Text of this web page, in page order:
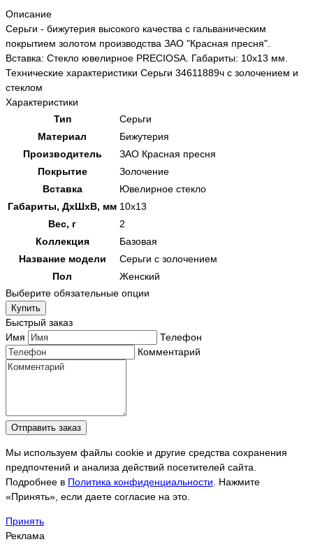
Описание
Серьги - бижутерия высокого качества с гальваническим
покрытием золотом производства ЗАО "Красная пресня".
Вставка: Стекло ювелирное PRECIOSA. Габариты: 10x13 мм.
Технические характеристики Серьги 34611889ч с золочением и
стеклом
Характеристики
Тип
Серьги
Материал
Бижутерия
Производитель
ЗАО Красная пресня
Покрытие
Золочение
Вставка
Ювелирное стекло
Габариты, ДхШхВ, мм 10x13
Вес, г
2
Коллекция
Базовая
Название модели
Серьги с золочением
Пол
Женский
Выберите обязательные опции
Купить
Быстрый заказ
Имя
Телефон
Комментарий
Отправить заказ
Мы используем файлы cookie и другие средства сохранения
предпочтений и анализа действий посетителей сайта.
Подробнее в Политика конфиденциальности . Нажмите
«Принять», если даете согласие на это.
Принять
Реклама